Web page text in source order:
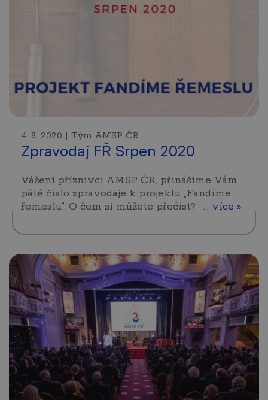
4. 8. 2020 | Tým AMSP ČR
Zpravodaj FŘ Srpen 2020
Vážení příznivci AMSP ČR, přinášíme Vám
páté číslo zpravodaje k projektu „Fandíme
řemeslu“. O čem si můžete přečíst? · … více »